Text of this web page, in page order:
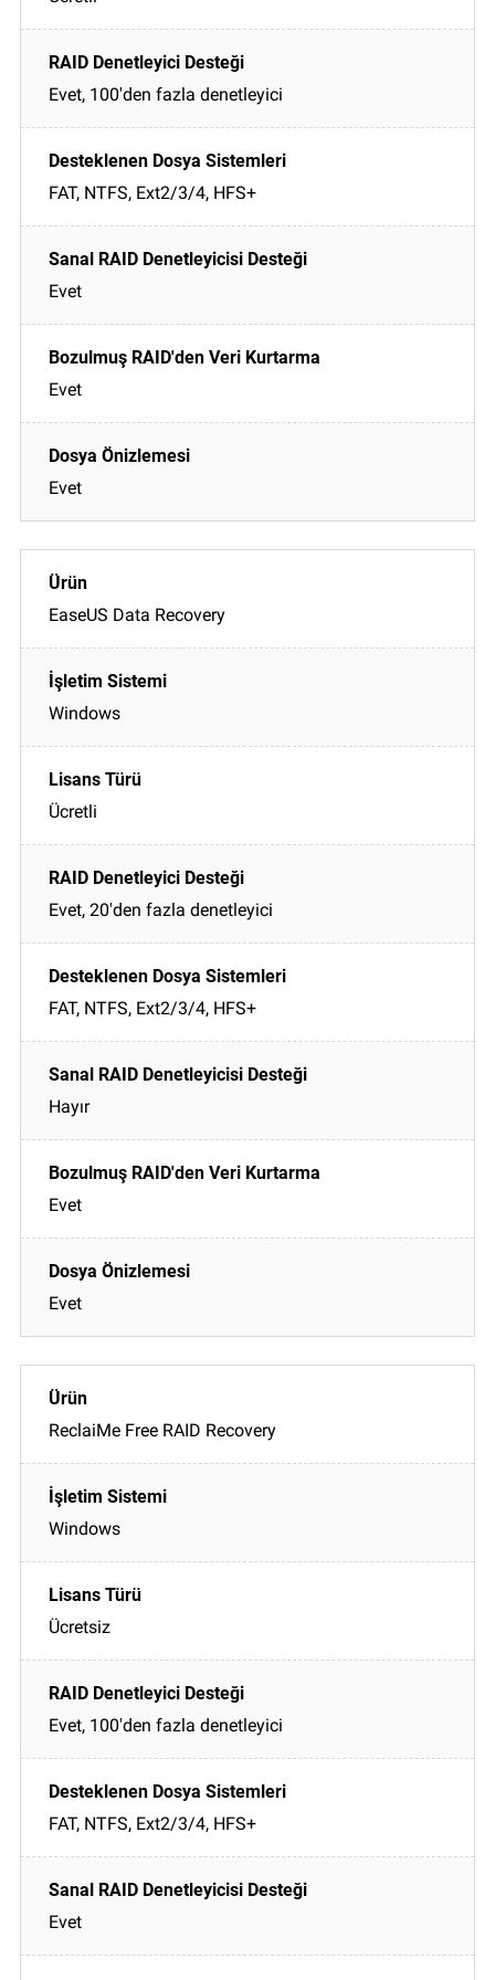
Evet, 100'den fazla denetleyici
FAT, NTFS, Ext2/3/4, HFS+
Evet
Evet
Evet
EaseUS Data Recovery
Windows
Ücretli
Evet, 20'den fazla denetleyici
FAT, NTFS, Ext2/3/4, HFS+
Hayır
Evet
Evet
ReclaiMe Free RAID Recovery
Windows
Ücretsiz
Evet, 100'den fazla denetleyici
FAT, NTFS, Ext2/3/4, HFS+
Evet